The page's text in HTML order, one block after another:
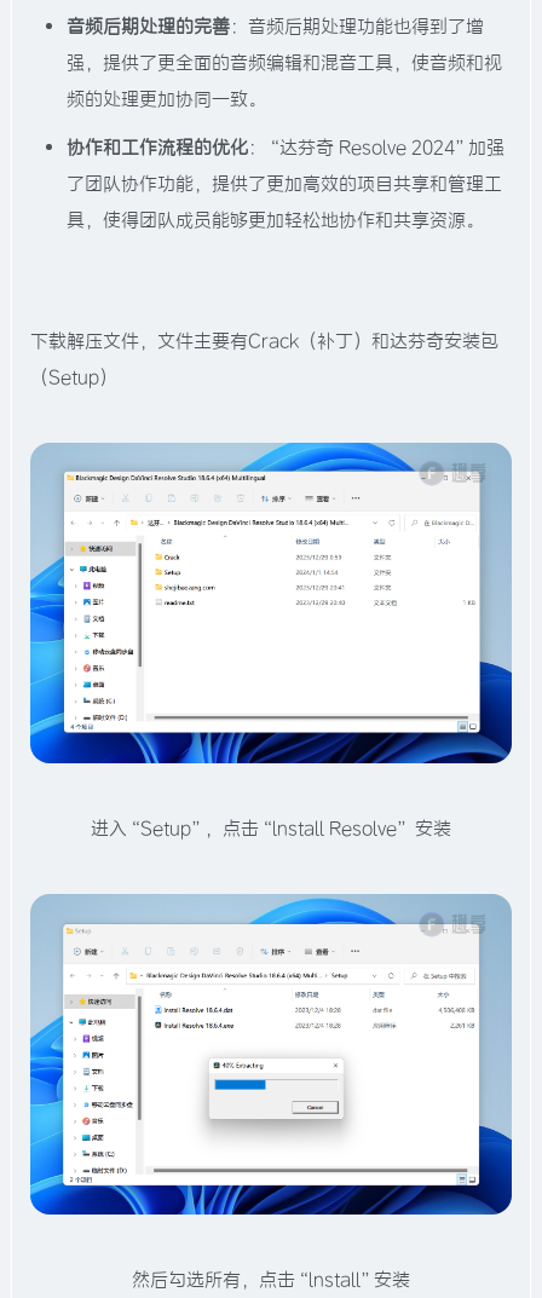
音频后期处理的完善：音频后期处理功能也得到了增
强，提供了更全面的音频编辑和混音工具，使音频和视
频的处理更加协同一致。
协作和工作流程的优化：“达芬奇 Resolve 2024”加强
了团队协作功能，提供了更加高效的项目共享和管理工
具，使得团队成员能够更加轻松地协作和共享资源。
下载解压文件，文件主要有Crack（补丁）和达芬奇安装包
（Setup）
进入“Setup”，点击“lnstall Resolve” 安装
然后勾选所有，点击“lnstall”安装